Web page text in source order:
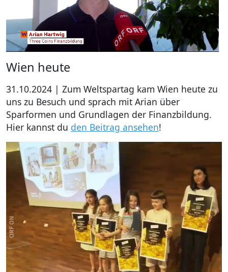
Wien heute
31.10.2024 | Zum Weltspartag kam Wien heute zu
uns zu Besuch und sprach mit Arian über
Sparformen und Grundlagen der Finanzbildung.
Hier kannst du den Beitrag ansehen!